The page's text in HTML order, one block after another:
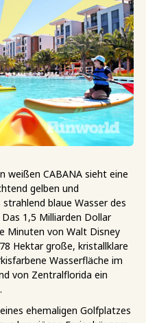
weißen CABANA sieht eine
gelben und
blaue Wasser des
1,5 Milliarden Dollar
Minuten von Walt Disney
Hektar große, kristallklare
Wasserfläche im
von Zentralflorida ein
ehemaligen Golfplatzes